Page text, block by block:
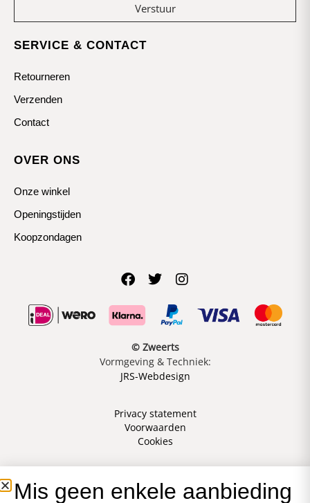
Verstuur
SERVICE & CONTACT
Retourneren
Verzenden
Contact
OVER ONS
Onze winkel
Openingstijden
Koopzondagen
© Zweerts
Vormgeving & Techniek:
JRS-Webdesign
Privacy statement
Voorwaarden
Cookies
Mis geen enkele aanbieding